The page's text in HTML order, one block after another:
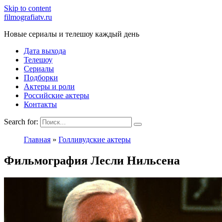
Skip to content
filmografiatv.ru
Новые сериалы и телешоу каждый день
Дата выхода
Телешоу
Сериалы
Подборки
Актеры и роли
Российские актеры
Контакты
Search for:
Главная » Голливудские актеры
Фильмография Лесли Нильсена